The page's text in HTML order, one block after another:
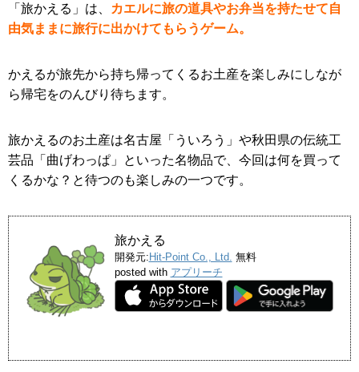
「旅かえる」は、
カエルに旅の道具やお弁当を持たせて自
由気ままに旅行に出かけてもらうゲーム。
かえるが旅先から持ち帰ってくるお土産を楽しみにしなが
ら帰宅をのんびり待ちます。
旅かえるのお土産は名古屋「ういろう」や秋田県の伝統工
芸品「曲げわっぱ」といった名物品で、今回は何を買って
くるかな？と待つのも楽しみの一つです。
旅かえる
開発元:Hit-Point Co., Ltd. 無料
posted with アプリーチ